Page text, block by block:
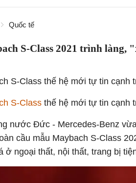
Quốc tế
S-Class 2021 trình
S-Class thế hệ mới tự tin cạnh
S-Class thế hệ mới tự tin cạnh
nước Đức - Mercedes-Benz
cầu mẫu Maybach S-Class
ở ngoại thất, nội thất, trang bị